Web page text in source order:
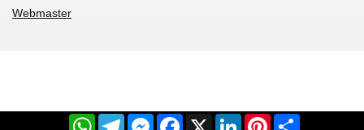
Webmaster
WhatsAppTelegramMessenger
Facebook
X LinkedInPinterest